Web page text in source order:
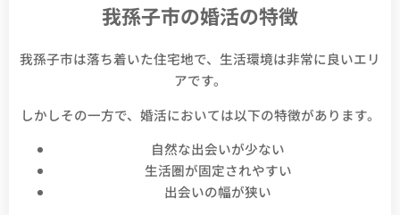
我孫子市の婚活の特徴
我孫子市は落ち着いた住宅地で、生活環境は非常に良いエリ
アです。
しかしその一方で、婚活においては以下の特徴があります。
自然な出会いが少ない
生活圏が固定されやすい
出会いの幅が狭い